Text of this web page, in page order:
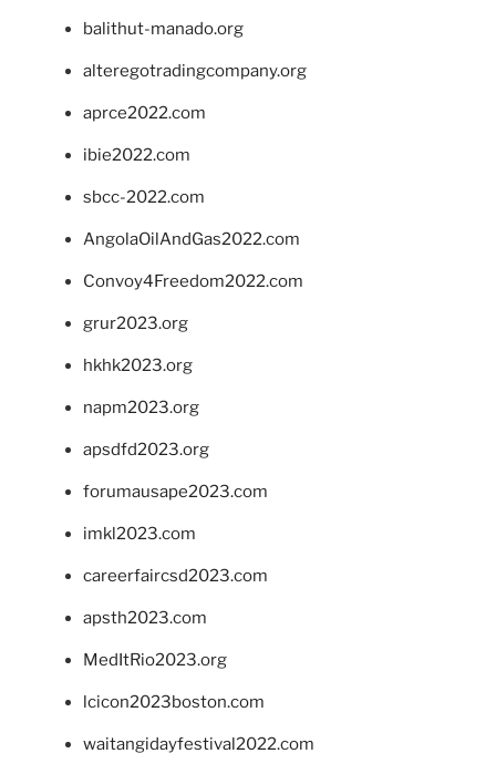
balithut-manado.org
alteregotradingcompany.org
aprce2022.com
ibie2022.com
sbcc-2022.com
AngolaOilAndGas2022.com
Convoy4Freedom2022.com
grur2023.org
hkhk2023.org
napm2023.org
apsdfd2023.org
forumausape2023.com
imkl2023.com
careerfaircsd2023.com
apsth2023.com
MedItRio2023.org
lcicon2023boston.com
waitangidayfestival2022.com